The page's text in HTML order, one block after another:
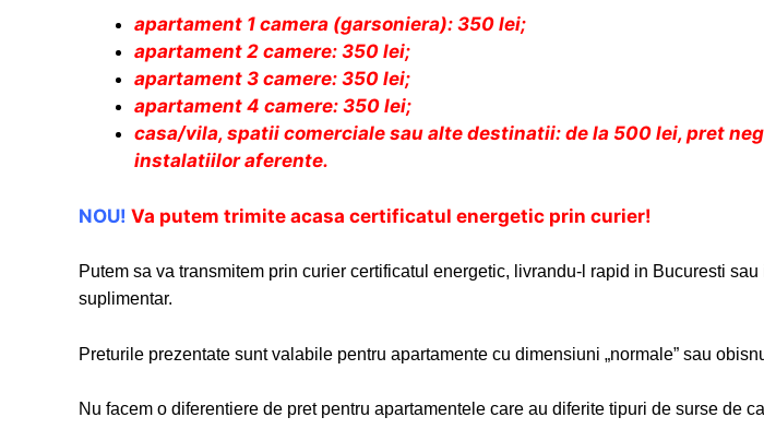
apartament 1 camera (garsoniera): 350 lei;
apartament 2 camere: 350 lei;
apartament 3 camere: 350 lei;
apartament 4 camere: 350 lei;
casa/vila, spatii comerciale sau alte destinatii: de la 500 lei, pret
instalatiilor aferente.
NOU! Va putem trimite acasa certificatul energetic prin curier!
Putem sa va transmitem prin curier certificatul energetic, livrandu-l rapid in Bucuresti
suplimentar.
Preturile prezentate sunt valabile pentru apartamente cu dimensiuni „normale” sau
Nu facem o diferentiere de pret pentru apartamentele care au diferite tipuri de surse de